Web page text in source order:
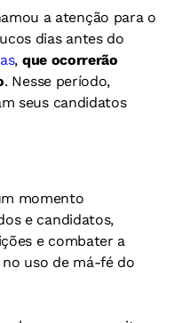
a atenção para o
dias antes do
, que ocorrerão
. Nesse período,
seus candidatos
momento
e candidatos,
e combater a
uso de má-fé do